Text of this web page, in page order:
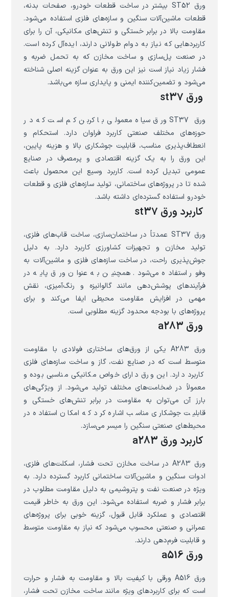
ورق ST52 بیشتر در ساخت قطعات خودرو، صفحات بدنه،
قطعات ماشین‌آلات سنگین و سازه‌های فلزی استفاده می‌شود.
مقاومت بالا در برابر خستگی و تنش‌های مکانیکی، آن را برای
کاربردهایی که نیاز به دوام طولانی دارند، ایده‌آل کرده است.
در صنعت پل‌سازی و ساخت مخازن که به تحمل ضربه و
فشار زیاد نیاز است نیز این ورق به عنوان گزینه اصلی شناخته
می‌شود و تضمین‌کننده ایمنی و پایداری سازه می‌باشد.
ورق st37
ورق ST37 ورق سیاه معمولی با کربن کم است که در
حوزه‌های مختلف صنعتی کاربرد فراوان دارد. استحکام و
انعطاف‌پذیری مناسب، قابلیت جوشکاری بالا و هزینه پایین،
این ورق را به یک گزینه اقتصادی و پرمصرف در صنایع
عمومی تبدیل کرده است. کاربرد وسیع این محصول باعث
شده تا در پروژه‌های ساختمانی، تولید سازه‌های فلزی و قطعات
خودرو استفاده گسترده‌ای داشته باشد.
کاربرد ورق st37
ورق ST37 عمدتاً در ساختمان‌سازی، ساخت قاب‌های فلزی،
تولید مخازن و تجهیزات کشاورزی کاربرد دارد. به دلیل
جوش‌پذیری راحت، در ساخت سازه‌های فلزی و ماشین‌آلات به
وفور استفاده می‌شود. همچنین به عنوان ورق پایه در
فرآیندهای پوشش‌دهی مانند گالوانیزه و رنگ‌آمیزی، نقش
مهمی در افزایش مقاومت محیطی ایفا می‌کند و برای
پروژه‌های با بودجه محدود گزینه مطلوبی است.
ورق a283
ورق A283 یکی از ورق‌های ساختاری فولادی با مقاومت
متوسط است که در صنایع نفت، گاز و ساخت سازه‌های فلزی
کاربرد دارد. این ورق دارای خواص مکانیکی مناسبی بوده و
معمولاً در ضخامت‌های مختلف تولید می‌شود. از ویژگی‌های
بارز آن می‌توان به مقاومت در برابر تنش‌های خستگی و
قابلیت جوشکاری مناسب اشاره کرد که امکان استفاده در
محیط‌های صنعتی سنگین را میسر می‌سازد.
کاربرد ورق a283
ورق A283 در ساخت مخازن تحت فشار، اسکلت‌های فلزی،
ادوات سنگین و ماشین‌آلات ساختمانی کاربرد گسترده دارد. به
ویژه در صنعت نفت و پتروشیمی به دلیل مقاومت مطلوب در
برابر فشار و ضربه استفاده می‌شود. این ورق به خاطر قیمت
اقتصادی و عملکرد قابل قبول، گزینه خوبی برای پروژه‌های
عمرانی و صنعتی محسوب می‌شود که نیاز به مقاومت متوسط
و قابلیت فرم‌دهی دارند.
ورق a516
ورق A516 ورقی با کیفیت بالا و مقاومت به فشار و حرارت
است که برای کاربردهای ویژه مانند ساخت مخازن تحت فشار،